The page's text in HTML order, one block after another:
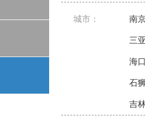
城市： 南
三
海
石
吉